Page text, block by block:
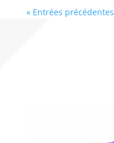
« Entrées précédentes